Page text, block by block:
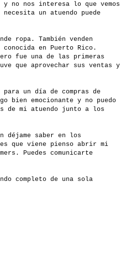
y no nos interesa lo que vemos
un atuendo puede
ropa. También venden
en Puerto Rico.
fue una de las primeras
que aprovechar sus ventas y
un día de compras de
bien emocionante y no puedo
de mi atuendo junto a los
saber en los
que viene pienso abrir mi
Puedes comunicarte
completo de una sola